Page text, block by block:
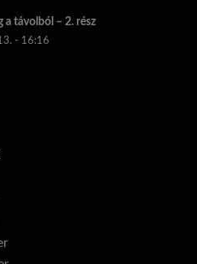
a távolból – 2. rész
- 16:16